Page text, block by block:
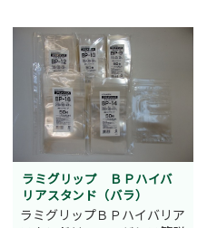
ラミグリップ ＢＰハイバ
リアスタンド（バラ）
ラミグリップＢＰハイバリア